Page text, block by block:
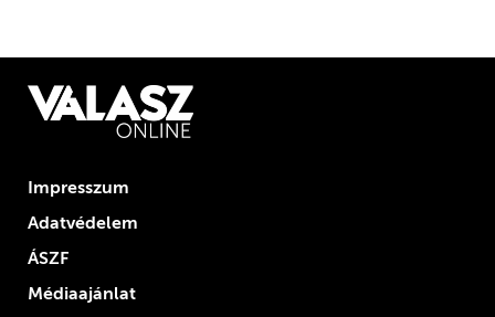
Impresszum
Adatvédelem
ÁSZF
Médiaajánlat